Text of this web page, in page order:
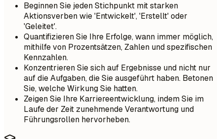
Beginnen Sie jeden Stichpunkt mit starken
Aktionsverben wie 'Entwickelt', 'Erstellt' oder
'Geleitet'.
Quantifizieren Sie Ihre Erfolge, wann immer möglich,
mithilfe von Prozentsätzen, Zahlen und spezifischen
Kennzahlen.
Konzentrieren Sie sich auf Ergebnisse und nicht nur
auf die Aufgaben, die Sie ausgeführt haben. Betonen
Sie, welche Wirkung Sie hatten.
Zeigen Sie Ihre Karriereentwicklung, indem Sie im
Laufe der Zeit zunehmende Verantwortung und
Führungsrollen hervorheben.